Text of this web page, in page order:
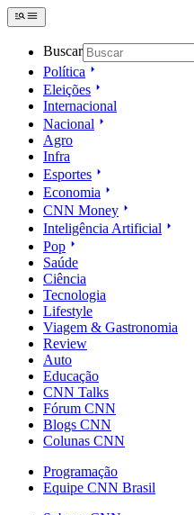
Buscar
Política
Eleições
Internacional
Nacional
Agro
Infra
Esportes
Economia
CNN Money
Inteligência Artificial
Pop
Saúde
Ciência
Tecnologia
Lifestyle
Viagem & Gastronomia
Review
Auto
Educação
CNN Talks
Fórum CNN
Blogs CNN
Colunas CNN
Programação
Equipe CNN Brasil